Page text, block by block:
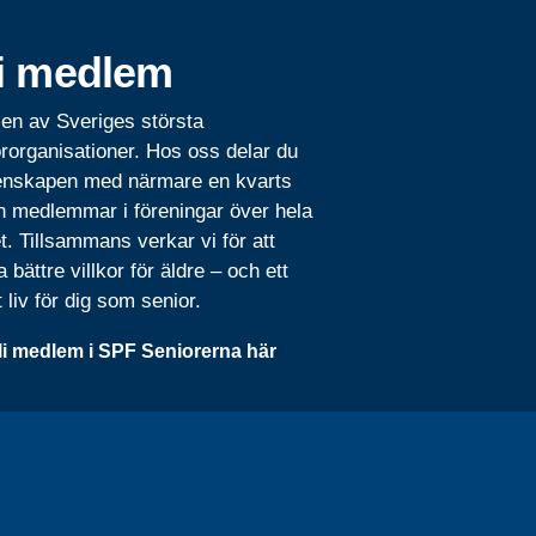
medlem
av Sveriges största
Hos oss delar du
med närmare en kvarts
medlemmar i föreningar över hela
Tillsammans verkar vi för att
bättre villkor för äldre – och ett
liv för dig som senior.
medlem i SPF Seniorerna här